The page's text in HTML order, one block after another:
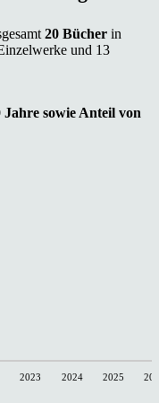
20 Bücher in
und 13
sowie Anteil von
2023 2024 2025